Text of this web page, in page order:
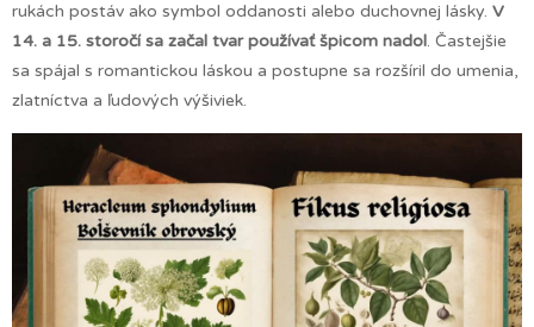
rukách postáv ako symbol oddanosti alebo duchovnej lásky. V
14. a 15. storočí sa začal tvar používať špicom nadol. Častejšie
sa spájal s romantickou láskou a postupne sa rozšíril do umenia,
zlatníctva a ľudových výšiviek.